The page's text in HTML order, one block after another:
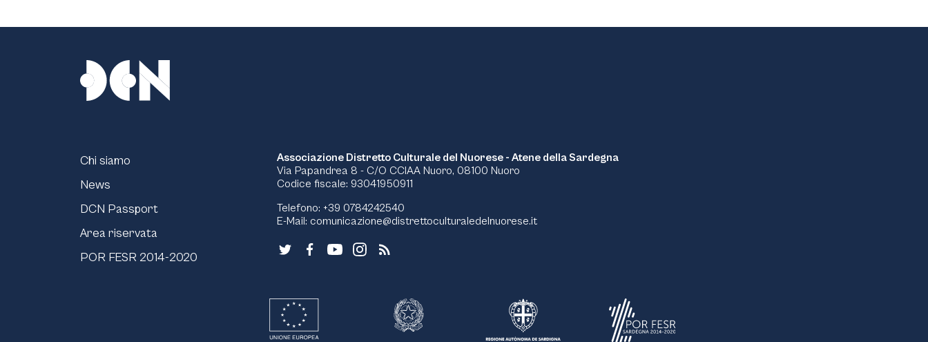
Chi siamo
News
DCN Passport
Area riservata
POR FESR 2014-2020
Associazione Distretto Culturale del Nuorese - Atene della Sardegna
Via Papandrea 8 - C/O CCIAA Nuoro, 08100 Nuoro
Codice fiscale: 93041950911
Telefono: +39 0784242540
E-Mail: comunicazione@distrettoculturaledelnuorese.it